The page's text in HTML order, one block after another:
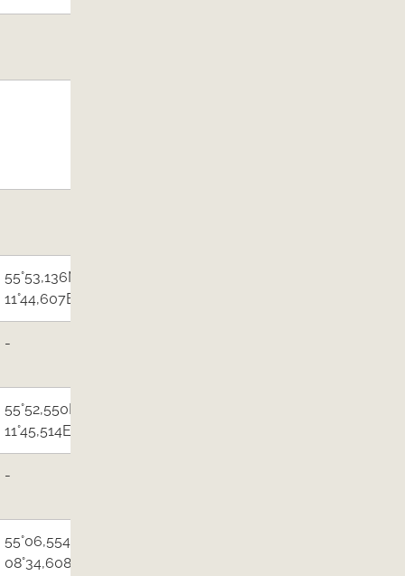
55°53,136N/
11°44,607E
-​
55°52,550N/
11°45,514E
​-
55°06,554N/
08°34,608E